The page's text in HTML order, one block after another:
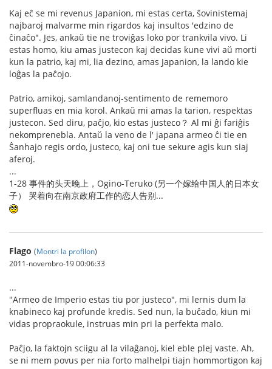
Kaj eĉ se mi revenus Japanion, mi estas certa, ŝovinistemaj
najbaroj malvarme min rigardos kaj insultos 'edzino de
ĉinaĉo". Jes, ankaŭ tie ne troviĝas loko por trankvila vivo. Li
estas homo, kiu amas justecon kaj decidas kune vivi aŭ morti
kun la patrio, kaj mi, lia dezino, amas Japanion, la lando kie
loĝas la paĉojo.
Patrio, amikoj, samlandanoj-sentimento de rememoro
superfluas en mia korol. Ankaŭ mi amas la tarion, respektas
justecon. Sed diru, paĉjo, kio estas justeco？ Al mi ĝi fariĝis
nekomprenebla. Antaŭ la veno de l' japana armeo ĉi tie en
Ŝanhajo regis ordo, justeco, kaj oni tue sekure agis kun siaj
aferoj.
...
1-28 事件的头天晚上，Ogino-Teruko (另一个嫁给中国人的日本女
子） 哭着向在南京政府工作的恋人告别...
Flago (Montri la profilon)
2011-novembro-19 00:06:33
...
"Armeo de Imperio estas tiu por justeco", mi lernis dum la
knabineco kaj profunde kredis. Sed nun, la buĉado, kiun mi
vidas propraokule, instruas min pri la perfekta malo.
Paĉjo, la faktojn sciigu al la vilaĝanoj, kiel eble plej vaste. Ah,
se ni mem povus per nia forto malhelpi tiajn hommortigon kaj